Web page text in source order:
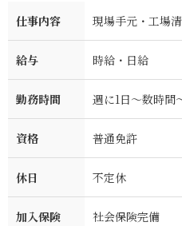
仕事内容 現場手元・工場
給与 時給・日給
勤務時間 週に1日～数時間
資格 普通免許
休日 不定休
加入保険 社会保険完備